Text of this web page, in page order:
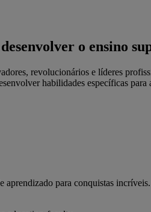
o ensino
revolucionários e líderes
habilidades específicas para
aprendizado para conquistas